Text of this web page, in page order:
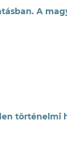
A
történelmi